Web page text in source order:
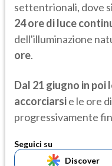
settentrionali, dove
24 ore di luce
dell'illuminazione
ore.
Dal 21 giugno in
accorciarsie le ore
progressivamente
Seguici su
Discover